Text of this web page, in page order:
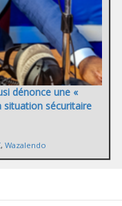
dénonce une «
situation sécuritaire
, Wazalendo